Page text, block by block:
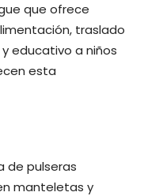
que ofrece
traslado
educativo a niños
esta
de pulseras
manteletas y